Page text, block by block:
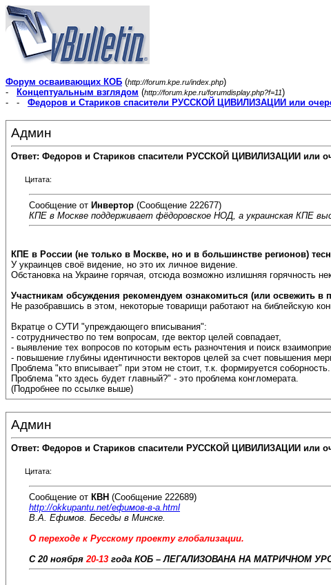
Форум осваивающих КОБ (http://forum.kpe.ru/index.php)
-
Концептуальным взглядом (http://forum.kpe.ru/forumdisplay.php?f=11)
- - Федоров и Стариков спасители РУССКОЙ ЦИВИЛИЗАЦИИ или
Админ
Ответ: Федоров и Стариков спасители РУССКОЙ ЦИВИЛИЗАЦИИ или
Цитата:
Сообщение от Инвертор (Сообщение 222677)
КПЕ в Москве поддерживает фёдоровское НОД, а украинская КПЕ
КПЕ в России (не только в Москве, но и в большинстве регионов)
У украинцев своё видение, но это их личное видение.
Обстановка на Украине горячая, отсюда возможно излишняя горячность
Участникам обсуждения рекомендуем ознакомиться (или освежить
Не разобравшись в этом, некоторые товарищи работают на библейскую
Вкратце о СУТИ "упреждающего вписывания":
- сотрудничество по тем вопросам, где вектор целей совпадает,
- выявление тех вопросов по которым есть разночтения и поиск
- повышение глубины идентичности векторов целей за счет повышения
Проблема "кто вписывает" при этом не стоит, т.к. формируется соборность.
Проблема "кто здесь будет главный?" - это проблема конгломерата.
(Подробнее по ссылке выше)
Админ
Ответ: Федоров и Стариков спасители РУССКОЙ ЦИВИЛИЗАЦИИ или
Цитата:
Сообщение от КВН (Сообщение 222689)
http://okkupantu.net/ефимов-в-а.html
В.А. Ефимов. Беседы в Минске.
О переходе к Русскому проекту глобализации.
С 20 ноября 20-13 года КОБ – ЛЕГАЛИЗОВАНА НА МАТРИЧНОМ